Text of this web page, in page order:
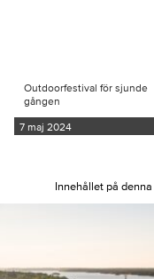
Outdoorfestival för sjunde
gången
7 maj 2024
Innehållet på